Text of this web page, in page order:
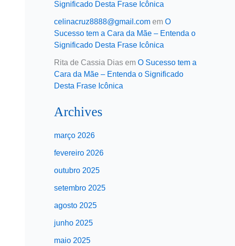
Significado Desta Frase Icônica
celinacruz8888@gmail.com em O
Sucesso tem a Cara da Mãe – Entenda o
Significado Desta Frase Icônica
Rita de Cassia Dias em O Sucesso tem a
Cara da Mãe – Entenda o Significado
Desta Frase Icônica
Archives
março 2026
fevereiro 2026
outubro 2025
setembro 2025
agosto 2025
junho 2025
maio 2025